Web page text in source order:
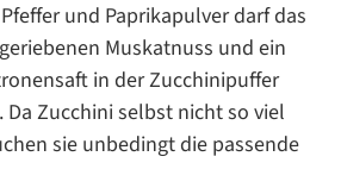
und Paprikapulver darf das
Muskatnuss und ein
in der Zucchinipuffer
Da Zucchini selbst nicht so viel
sie unbedingt die passende